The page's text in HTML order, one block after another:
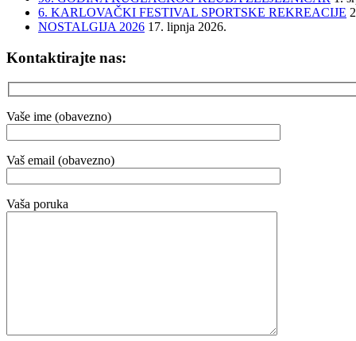
6. KARLOVAČKI FESTIVAL SPORTSKE REKREACIJE
NOSTALGIJA 2026 17. lipnja 2026.
Kontaktirajte nas:
Vaše ime (obavezno)
Vaš email (obavezno)
Vaša poruka